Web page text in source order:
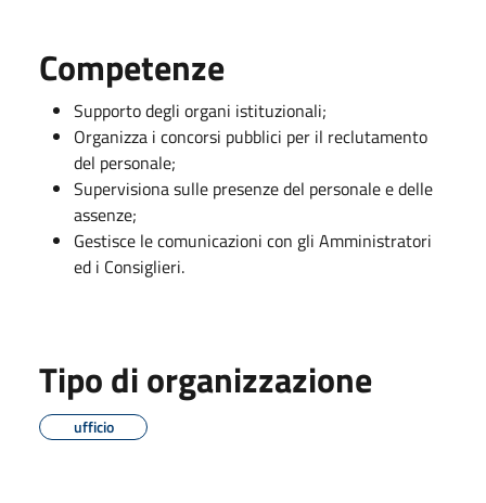
Competenze
Supporto degli organi istituzionali;
Organizza i concorsi pubblici per il reclutamento
del personale;
Supervisiona sulle presenze del personale e delle
assenze;
Gestisce le comunicazioni con gli Amministratori
ed i Consiglieri.
Tipo di organizzazione
ufficio